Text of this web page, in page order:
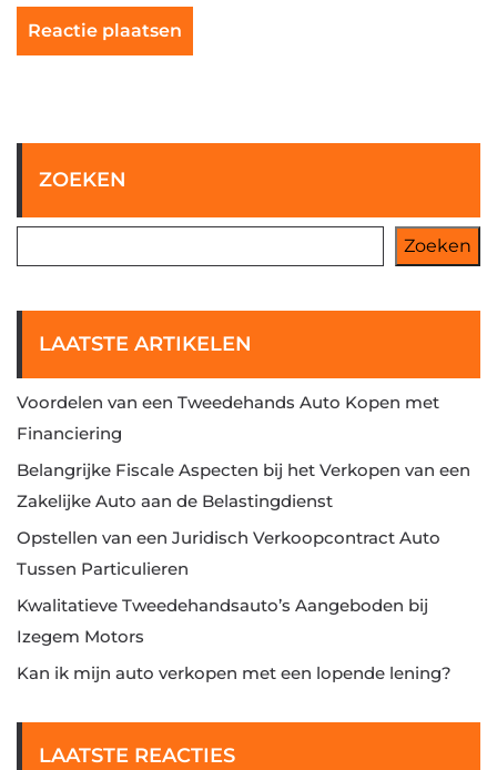
ZOEKEN
Zoeken
LAATSTE ARTIKELEN
Voordelen van een Tweedehands Auto Kopen met
Financiering
Belangrijke Fiscale Aspecten bij het Verkopen van een
Zakelijke Auto aan de Belastingdienst
Opstellen van een Juridisch Verkoopcontract Auto
Tussen Particulieren
Kwalitatieve Tweedehandsauto’s Aangeboden bij
Izegem Motors
Kan ik mijn auto verkopen met een lopende lening?
LAATSTE REACTIES